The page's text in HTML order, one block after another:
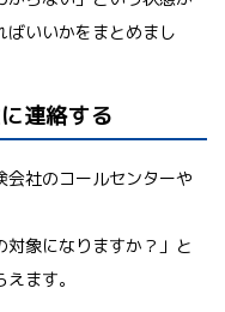
ばいいかをまとめまし
連絡する
社のコールセンターや
対象になりますか？」と
ます。